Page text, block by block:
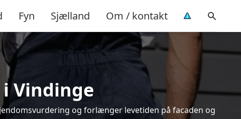
Fyn Sjælland Om / kontakt
Vindinge
og forlænger levetiden på facaden og